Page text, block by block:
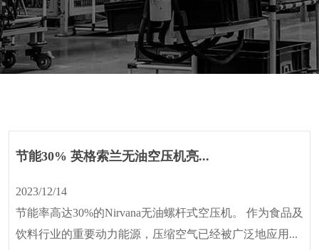
案
新
闻
在
留
联
系
节能30% 英格索兰无油空压机亮...
2023/12/14
节能率高达30%的Nirvana无油螺杆式空压机。 作为食品及
饮料行业的重要动力能源，压缩空气已经被广泛地应用...